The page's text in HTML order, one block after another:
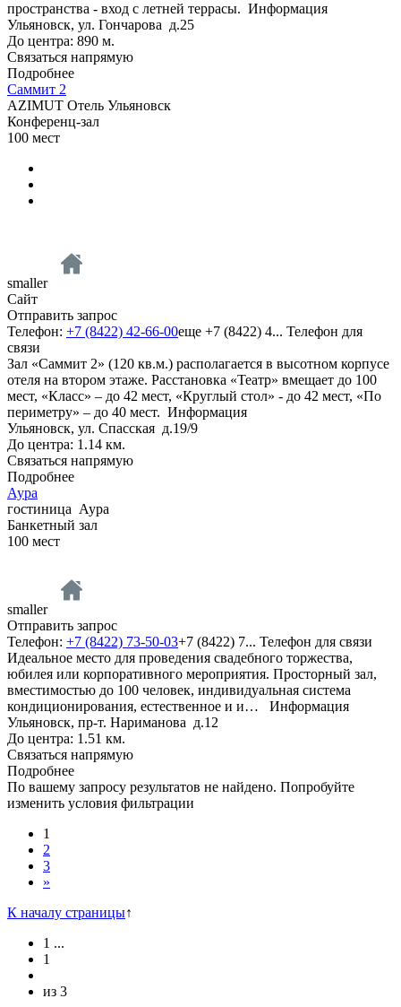
пространства - вход с летней террасы. Информация
Ульяновск, ул. Гончарова д.25
До центра: 890 м.
Связаться напрямую
Подробнее
Саммит 2
AZIMUT Отель Ульяновск
Конференц-зал
100 мест
smaller
Сайт
Отправить запрос
Телефон: +7 (8422) 42-66-00еще +7 (8422) 4... Телефон для
связи
Зал «Саммит 2» (120 кв.м.) располагается в высотном корпусе
отеля на втором этаже. Расстановка «Театр» вмещает до 100
мест, «Класс» – до 42 мест, «Круглый стол» - до 42 мест, «По
периметру» – до 40 мест. Информация
Ульяновск, ул. Спасская д.19/9
До центра: 1.14 км.
Связаться напрямую
Подробнее
Аура
гостиница Аура
Банкетный зал
100 мест
smaller
Отправить запрос
Телефон: +7 (8422) 73-50-03+7 (8422) 7... Телефон для связи
Идеальное место для проведения свадебного торжества,
юбилея или корпоративного мероприятия. Просторный зал,
вместимостью до 100 человек, индивидуальная система
кондиционирования, естественное и и… Информация
Ульяновск, пр-т. Нариманова д.12
До центра: 1.51 км.
Связаться напрямую
Подробнее
По вашему запросу результатов не найдено. Попробуйте
изменить условия фильтрации
1
2
3
»
К началу страницы↑
1 ...
1
из 3